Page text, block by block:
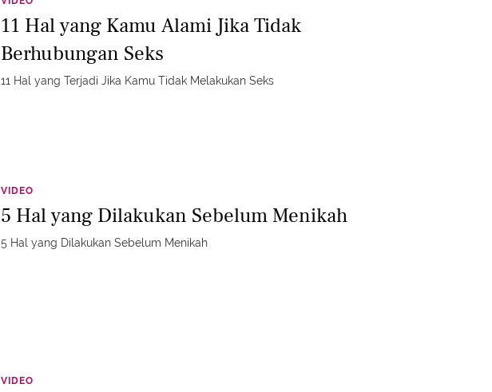
11 Hal yang Kamu Alami Jika Tidak
Berhubungan Seks
11 Hal yang Terjadi Jika Kamu Tidak Melakukan Seks
VIDEO
5 Hal yang Dilakukan Sebelum Menikah
5 Hal yang Dilakukan Sebelum Menikah
VIDEO